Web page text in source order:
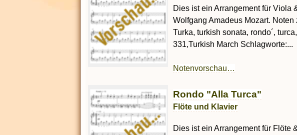
Dies ist ein Arrangement für Viola
Wolfgang Amadeus Mozart.
Turka, turkish sonata, rondo´,
331,Turkish March Schlagworte:...
Notenvorschau…
Rondo "Alla Turca"
Flöte und Klavier
Dies ist ein Arrangement für Flöte